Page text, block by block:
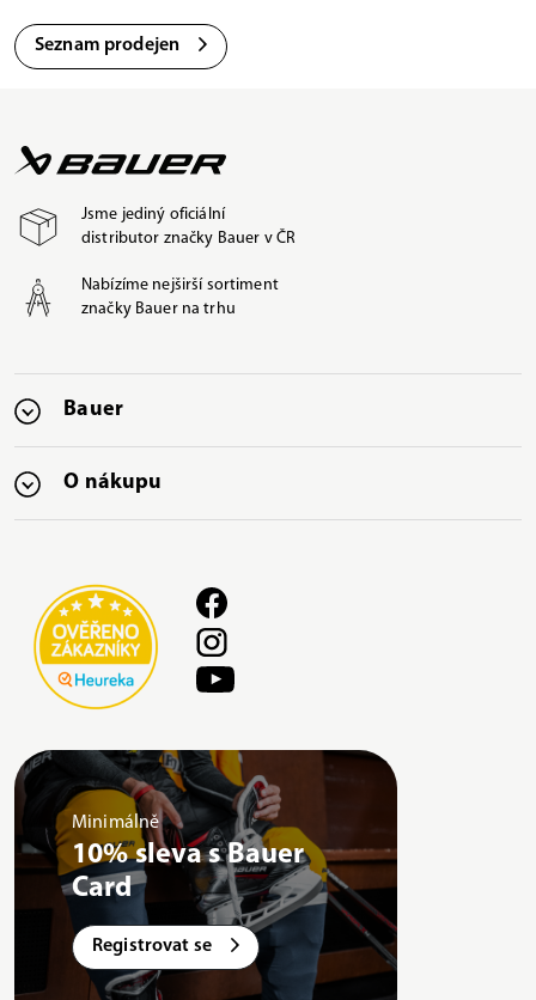
Seznam prodejen
Jsme jediný oficiální
distributor značky Bauer v ČR
Nabízíme nejširší sortiment
značky Bauer na trhu
Bauer
O nákupu
Minimálně
10% sleva s Bauer
Card
Registrovat se